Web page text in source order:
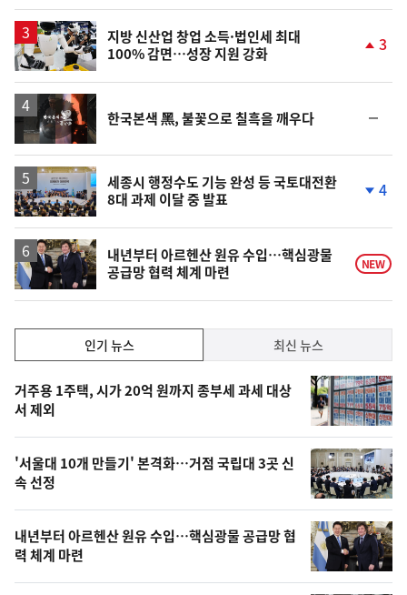
하
지방 신산업 창업 소득·법인세 최대
100% 감면…성장 지원 강화
상
3
영
상
한국본색 黑, 불꽃으로 칠흑을 깨우다
일
세종시 행정수도 기능 완성 등 국토대전환
8대 과제 이달 중 발표
하
락
4
내년부터 아르헨산 원유 수입…핵심광물
공급망 협력 체계 마련
NEW
기,
최
신,
오
늘
의
영
상
인기 뉴스 최신 뉴스
기
뉴
스
거주용 1주택, 시가 20억 원까지 종부세 과세 대상
서 제외
'서울대 10개 만들기' 본격화…거점 국립대 3곳 신
속 선정
내년부터 아르헨산 원유 수입…핵심광물 공급망 협
력 체계 마련